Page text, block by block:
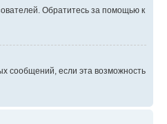
Обратитесь за помощью к
сообщений, если эта возможность